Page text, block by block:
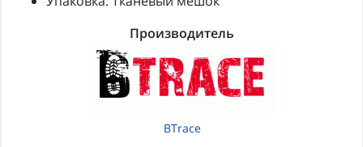
Производитель
BTrace